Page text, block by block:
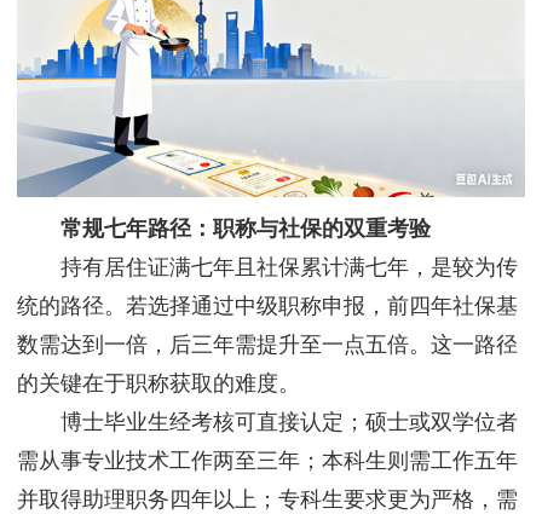
常规七年路径：职称与社保的双重考验
持有居住证满七年且社保累计满七年，是较为传
统的路径。若选择通过中级职称申报，前四年社保基
数需达到一倍，后三年需提升至一点五倍。这一路径
的关键在于职称获取的难度。
博士毕业生经考核可直接认定；硕士或双学位者
需从事专业技术工作两至三年；本科生则需工作五年
并取得助理职务四年以上；专科生要求更为严格，需